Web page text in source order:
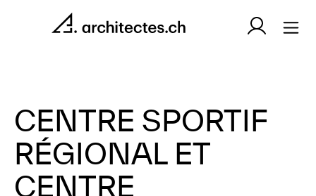
CENTRE SPORTIF
RÉGIONAL ET
CENTRE